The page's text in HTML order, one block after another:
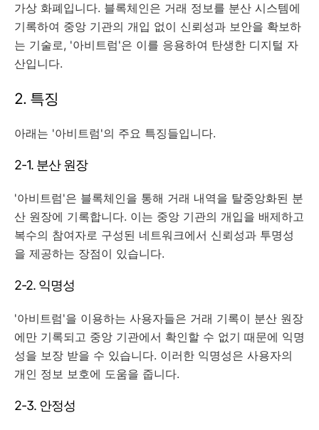
가상 화폐입니다. 블록체인은 거래 정보를 분산 시스템에
기록하여 중앙 기관의 개입 없이 신뢰성과 보안을 확보하
는 기술로, '아비트럼'은 이를 응용하여 탄생한 디지털 자
산입니다.
2. 특징
아래는 '아비트럼'의 주요 특징들입니다.
2-1. 분산 원장
'아비트럼'은 블록체인을 통해 거래 내역을 탈중앙화된 분
산 원장에 기록합니다. 이는 중앙 기관의 개입을 배제하고
복수의 참여자로 구성된 네트워크에서 신뢰성과 투명성
을 제공하는 장점이 있습니다.
2-2. 익명성
'아비트럼'을 이용하는 사용자들은 거래 기록이 분산 원장
에만 기록되고 중앙 기관에서 확인할 수 없기 때문에 익명
성을 보장 받을 수 있습니다. 이러한 익명성은 사용자의
개인 정보 보호에 도움을 줍니다.
2-3. 안정성